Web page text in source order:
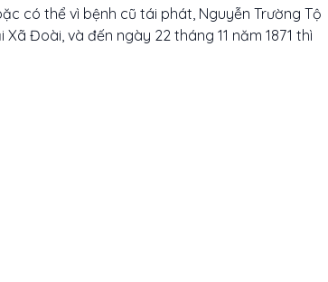
có thể vì bệnh cũ tái phát, Nguyễn Trường Tộ
Đoài, và đến ngày 22 tháng 11 năm 1871 thì